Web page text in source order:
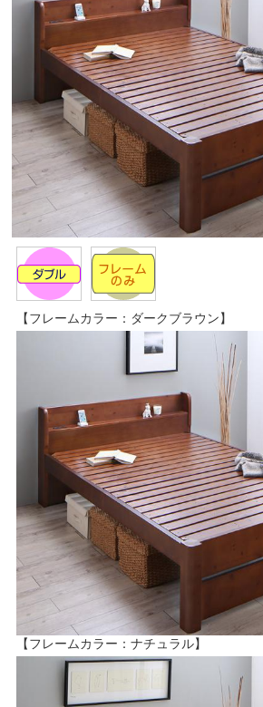
【フレームカラー：ダークブラウン】
【フレームカラー：ナチュラル】